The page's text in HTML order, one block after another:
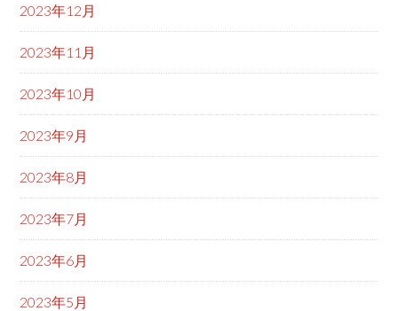
2023年12月
2023年11月
2023年10月
2023年9月
2023年8月
2023年7月
2023年6月
2023年5月